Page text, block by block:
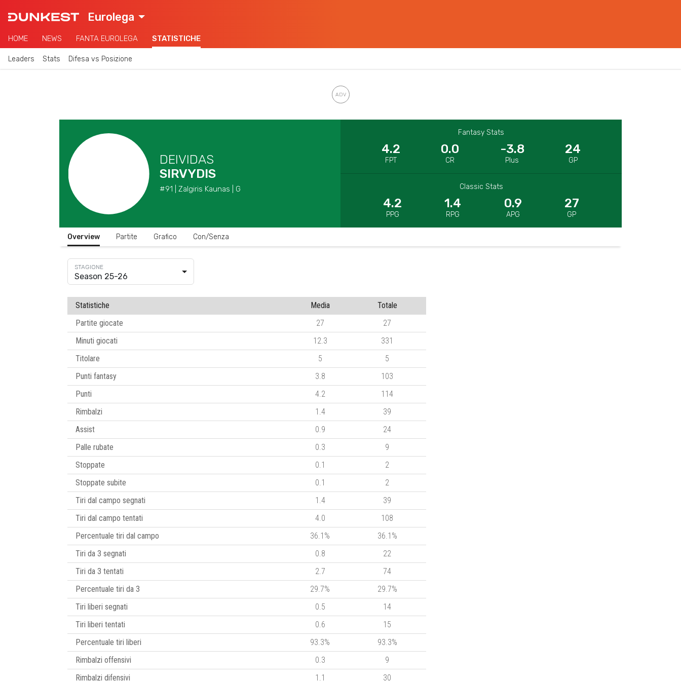
Eurolega
HOME NEWS FANTA EUROLEGA STATISTICHE
Leaders Stats Difesa vs Posizione
DEIVIDAS
SIRVYDIS
#91 | Zalgiris Kaunas | G
Fantasy Stats
4.2
FPT
0.0
CR
-3.8
Plus
24
GP
Classic Stats
4.2
PPG
1.4
RPG
0.9
APG
27
GP
Overview Partite Grafico Con/Senza
Season 25-26
Statistiche Media
Totale
Partite giocate
27
27
Minuti giocati
12.3
331
Titolare
5
5
Punti fantasy
3.8
103
Punti
4.2
114
Rimbalzi
1.4
39
Assist
0.9
24
Palle rubate
0.3
9
Stoppate
0.1
2
Stoppate subite
0.1
2
Tiri dal campo segnati
1.4
39
Tiri dal campo tentati
4.0
108
Percentuale tiri dal campo
36.1%
36.1%
Tiri da 3 segnati
0.8
22
Tiri da 3 tentati
2.7
74
Percentuale tiri da 3
29.7%
29.7%
Tiri liberi segnati
0.5
14
Tiri liberi tentati
0.6
15
Percentuale tiri liberi
93.3%
93.3%
Rimbalzi offensivi
0.3
9
Rimbalzi difensivi
1.1 30